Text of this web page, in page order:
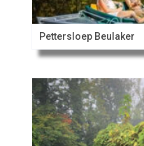
Pettersloep Beulaker